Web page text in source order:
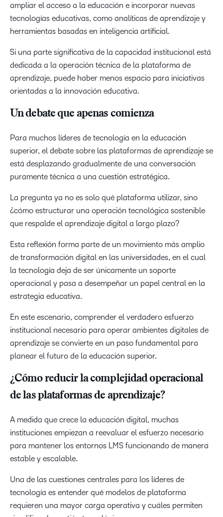
ampliar el acceso a la educación e incorporar nuevas
tecnologías educativas, como analíticas de aprendizaje y
herramientas basadas en inteligencia artificial.
Si una parte significativa de la capacidad institucional está
dedicada a la operación técnica de la plataforma de
aprendizaje, puede haber menos espacio para iniciativas
orientadas a la innovación educativa.
Un debate que apenas comienza
Para muchos líderes de tecnología en la educación
superior, el debate sobre las plataformas de aprendizaje se
está desplazando gradualmente de una conversación
puramente técnica a una cuestión estratégica.
La pregunta ya no es solo qué plataforma utilizar, sino
¿cómo estructurar una operación tecnológica sostenible
que respalde el aprendizaje digital a largo plazo?
Esta reflexión forma parte de un movimiento más amplio
de transformación digital en las universidades, en el cual
la tecnología deja de ser únicamente un soporte
operacional y pasa a desempeñar un papel central en la
estrategia educativa.
En este escenario, comprender el verdadero esfuerzo
institucional necesario para operar ambientes digitales de
aprendizaje se convierte en un paso fundamental para
planear el futuro de la educación superior.
¿Cómo reducir la complejidad operacional
de las plataformas de aprendizaje?
A medida que crece la educación digital, muchas
instituciones empiezan a reevaluar el esfuerzo necesario
para mantener los entornos LMS funcionando de manera
estable y escalable.
Una de las cuestiones centrales para los líderes de
tecnología es entender qué modelos de plataforma
requieren una mayor carga operativa y cuáles permiten